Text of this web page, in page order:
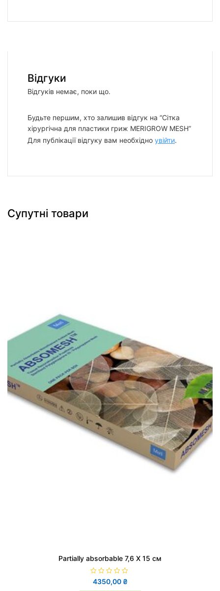
Відгуки
Відгуків немає, поки що.
Будьте першим, хто залишив відгук на “Сітка
хірургічна для пластики гриж MERIGROW MESH”
Для публікації відгуку вам необхідно увійти.
Супутні товари
Partially absorbable 7,6 X 15 см
О
ц4350,00 ₴